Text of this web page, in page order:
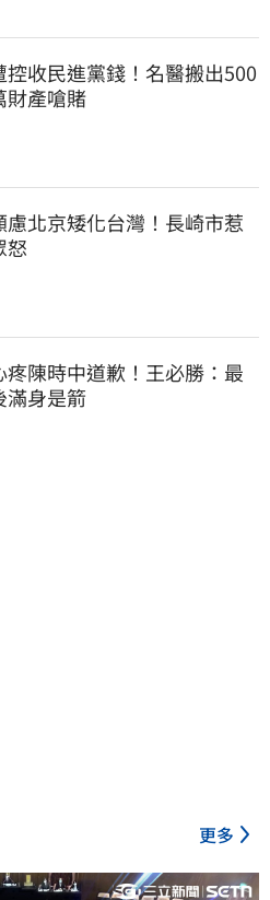
控收民進黨錢！名醫搬出500
財產嗆賭
慮北京矮化台灣！長崎市惹
怒
疼陳時中道歉！王必勝：最
滿身是箭
更多